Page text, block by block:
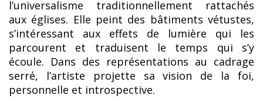
l’universalisme traditionnellement rattachés
aux églises. Elle peint des bâtiments vétustes,
s’intéressant aux effets de lumière qui les
parcourent et traduisent le temps qui s’y
écoule. Dans des représentations au cadrage
serré, l’artiste projette sa vision de la foi,
personnelle et introspective.